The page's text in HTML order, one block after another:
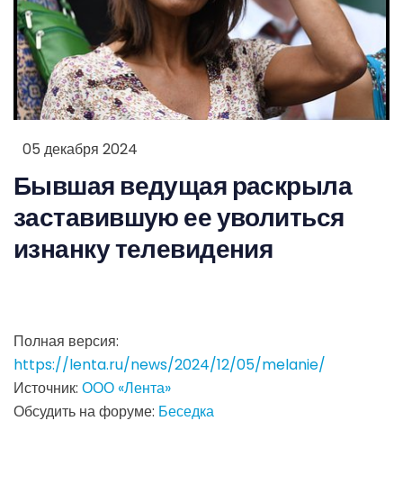
05 декабря 2024
Бывшая ведущая раскрыла
заставившую ее уволиться
изнанку телевидения
Полная версия:
https://lenta.ru/news/2024/12/05/melanie/
Источник: ООО «Лента»
Обсудить на форуме: Беседка